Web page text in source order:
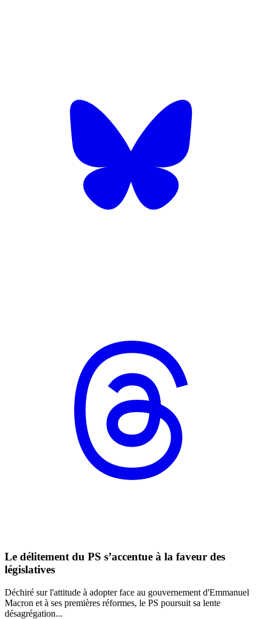
Le délitement du PS s’accentue à la faveur des
législatives
Déchiré sur l'attitude à adopter face au gouvernement d'Emmanuel
Macron et à ses premières réformes, le PS poursuit sa lente
désagrégation...